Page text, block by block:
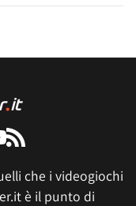
che i videogiochi
è il punto di